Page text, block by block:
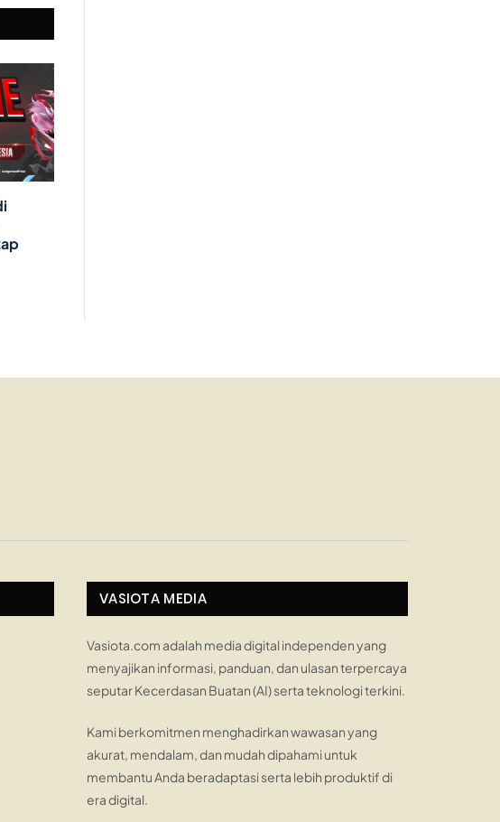
VASIOTA MEDIA
Vasiota.com adalah media digital independen yang
menyajikan informasi, panduan, dan ulasan terpercaya
seputar Kecerdasan Buatan (AI) serta teknologi terkini.
Kami berkomitmen menghadirkan wawasan yang
akurat, mendalam, dan mudah dipahami untuk
membantu Anda beradaptasi serta lebih produktif di
era digital.